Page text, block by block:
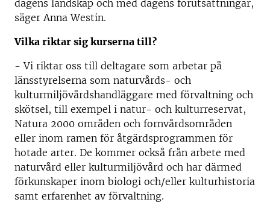
dagens landskap och med dagens förutsättningar,
säger Anna Westin.
Vilka riktar sig kurserna till?
- Vi riktar oss till deltagare som arbetar på
länsstyrelserna som naturvårds- och
kulturmiljövårdshandläggare med förvaltning och
skötsel, till exempel i natur- och kulturreservat,
Natura 2000 områden och fornvårdsområden
eller inom ramen för åtgärdsprogrammen för
hotade arter. De kommer också från arbete med
naturvård eller kulturmiljövård och har därmed
förkunskaper inom biologi och/eller kulturhistoria
samt erfarenhet av förvaltning.